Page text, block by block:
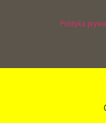
Polityka